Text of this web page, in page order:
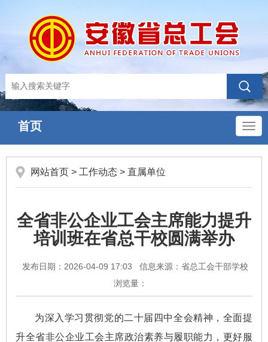
导
首页
网站首页 > 工作动态 > 直属单位
全省非公企业工会主席能力提升
培训班在省总干校圆满举办
发布日期：2026-04-09 17:03
信息来源：省总工会干部学校
浏览量：
为深入学习贯彻党的二十届四中全会精神，全面提
升全省非公企业工会主席政治素养与履职能力，更好服